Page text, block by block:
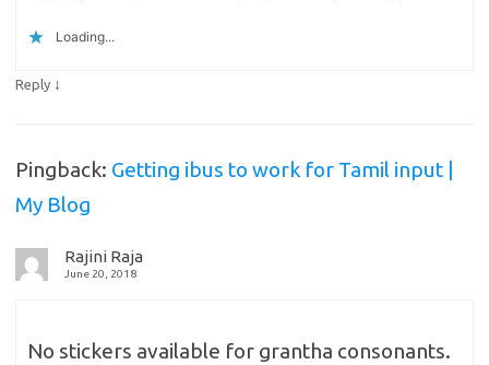
Loading...
Reply ↓
Pingback: Getting ibus to work for Tamil input |
My Blog
Rajini Raja
June 20, 2018
No stickers available for grantha consonants.